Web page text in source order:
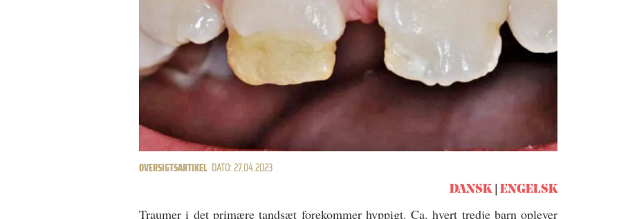
OVERSIGTSARTIKEL DATO: 27.04.2023
DANSK ENGELSK
Traumer i det primære tandsæt forekommer hyppigt. Ca. hvert tredje barn oplever